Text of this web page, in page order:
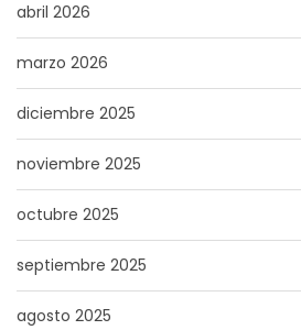
abril 2026
marzo 2026
diciembre 2025
noviembre 2025
octubre 2025
septiembre 2025
agosto 2025